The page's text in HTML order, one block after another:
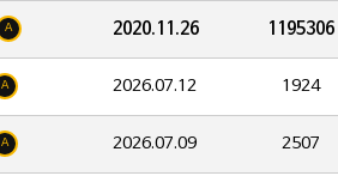
A 2020.11.26 1195306
A 2026.07.12 1924
A 2026.07.09 2507